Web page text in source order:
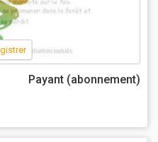
Payant (abonnement)